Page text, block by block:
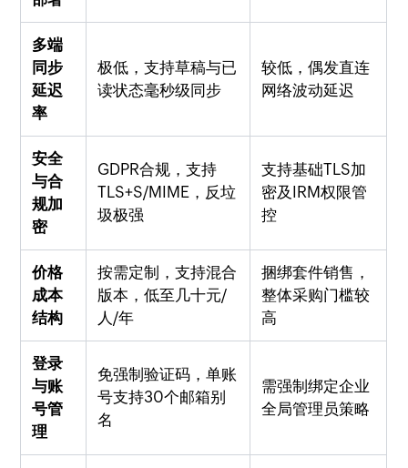
多端
同步
延迟
率
极低，支持草稿与已
读状态毫秒级同步
较低，偶发直连
网络波动延迟
安全
与合
规加
密
GDPR合规，支持
TLS+S/MIME，反垃
圾极强
支持基础TLS加
密及IRM权限管
控
价格
成本
结构
按需定制，支持混合
版本，低至几十元/
人/年
捆绑套件销售，
整体采购门槛较
高
登录
与账
号管
理
免强制验证码，单账
号支持30个邮箱别
名
需强制绑定企业
全局管理员策略